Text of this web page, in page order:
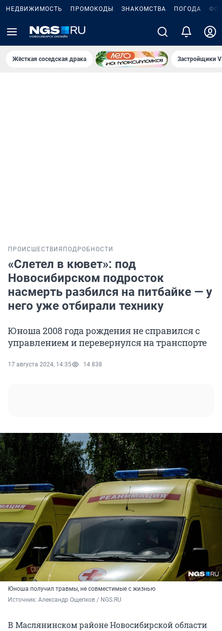
НЕДВИЖИМОСТЬ ПРОМОКОДЫ ЗНАКОМСТВА ПОГОДА
Жёсткая соседская драка Застройщики
ПРОИСШЕСТВИЯ ПОДРОБНОСТИ
«Слетел в кювет»: под
Новосибирском подросток
насмерть разбился на питбайке — у
него уже отбирали технику
Юноша 2008 года рождения не справился с
управлением и перевернулся на транспорте
17 августа 2024, 14:35 14 838
Юноша получил травмы, не совместимые с жизнью
Источник: Александр Ощепков / NGS.RU
В Маслянинском районе Новосибирской области